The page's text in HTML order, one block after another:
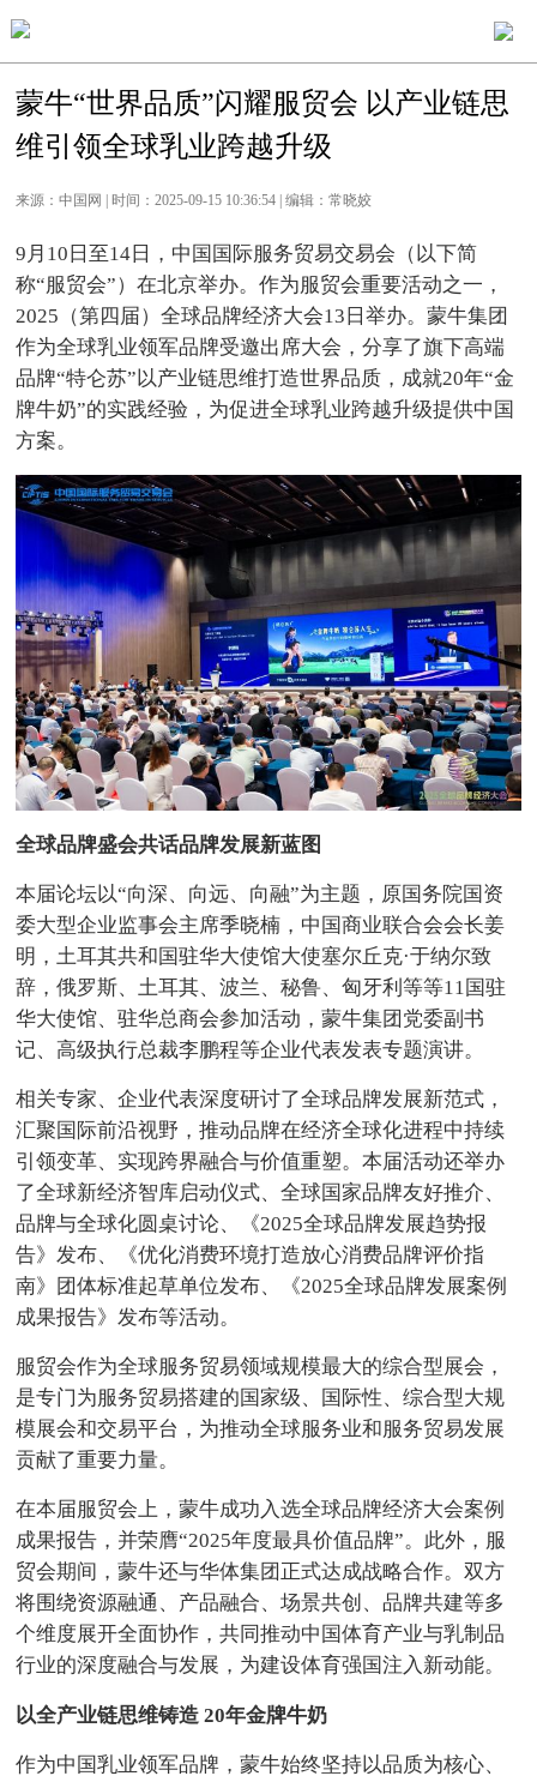
蒙牛“世界品质”闪耀服贸会 以产业链思
维引领全球乳业跨越升级
来源：中国网 | 时间：2025-09-15 10:36:54 | 编辑：常晓姣
9月10日至14日，中国国际服务贸易交易会（以下简
称“服贸会”）在北京举办。作为服贸会重要活动之一，
2025（第四届）全球品牌经济大会13日举办。蒙牛集团
作为全球乳业领军品牌受邀出席大会，分享了旗下高端
品牌“特仑苏”以产业链思维打造世界品质，成就20年“金
牌牛奶”的实践经验，为促进全球乳业跨越升级提供中国
方案。
全球品牌盛会共话品牌发展新蓝图
本届论坛以“向深、向远、向融”为主题，原国务院国资
委大型企业监事会主席季晓楠，中国商业联合会会长姜
明，土耳其共和国驻华大使馆大使塞尔丘克·于纳尔致
辞，俄罗斯、土耳其、波兰、秘鲁、匈牙利等等11国驻
华大使馆、驻华总商会参加活动，蒙牛集团党委副书
记、高级执行总裁李鹏程等企业代表发表专题演讲。
相关专家、企业代表深度研讨了全球品牌发展新范式，
汇聚国际前沿视野，推动品牌在经济全球化进程中持续
引领变革、实现跨界融合与价值重塑。本届活动还举办
了全球新经济智库启动仪式、全球国家品牌友好推介、
品牌与全球化圆桌讨论、《2025全球品牌发展趋势报
告》发布、《优化消费环境打造放心消费品牌评价指
南》团体标准起草单位发布、《2025全球品牌发展案例
成果报告》发布等活动。
服贸会作为全球服务贸易领域规模最大的综合型展会，
是专门为服务贸易搭建的国家级、国际性、综合型大规
模展会和交易平台，为推动全球服务业和服务贸易发展
贡献了重要力量。
在本届服贸会上，蒙牛成功入选全球品牌经济大会案例
成果报告，并荣膺“2025年度最具价值品牌”。此外，服
贸会期间，蒙牛还与华体集团正式达成战略合作。双方
将围绕资源融通、产品融合、场景共创、品牌共建等多
个维度展开全面协作，共同推动中国体育产业与乳制品
行业的深度融合与发展，为建设体育强国注入新动能。
以全产业链思维铸造 20年金牌牛奶
作为中国乳业领军品牌，蒙牛始终坚持以品质为核心、